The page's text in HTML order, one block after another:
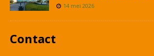
14 mei 2026
Contact